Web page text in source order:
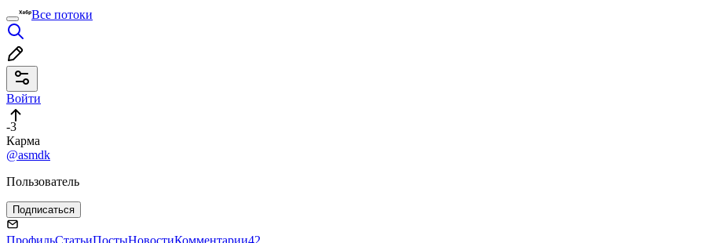
Все потоки
Войти
-3
Карма
@asmdk
Пользователь
Подписаться
ПрофильСтатьиПостыНовостиКомментарии42